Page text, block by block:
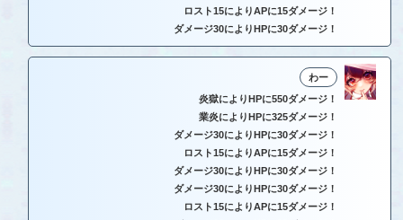
ロスト15によりAPに15ダメージ！
ダメージ30によりHPに30ダメージ！
わー
炎獄によりHPに550ダメージ！
業炎によりHPに325ダメージ！
ダメージ30によりHPに30ダメージ！
ロスト15によりAPに15ダメージ！
ダメージ30によりHPに30ダメージ！
ダメージ30によりHPに30ダメージ！
ロスト15によりAPに15ダメージ！